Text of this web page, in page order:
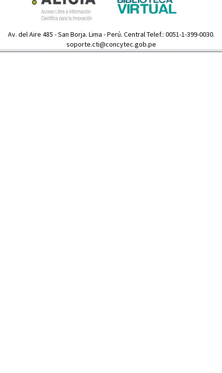
Av. del Aire 485 - San Borja. Lima - Perú. Central Telef.: 0051-1-399-0030.
soporte.cti@concytec.gob.pe